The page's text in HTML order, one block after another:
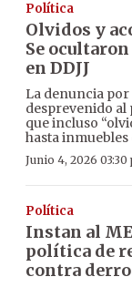
Política
Olvidos y
Se
en DDJJ
La denuncia
desprevenido al
que incluso
hasta inmuebles
Junio 4, 2026 03:30
Política
Instan al
política de
contra